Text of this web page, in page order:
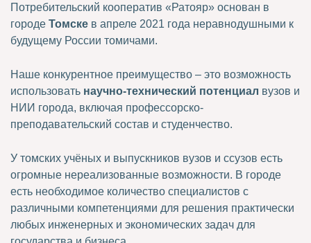
Потребительский кооператив «Ратояр» основан в
городе Томске в апреле 2021 года неравнодушными к
будущему России томичами.
Наше конкурентное преимущество – это возможность
использовать научно-технический потенциал вузов и
НИИ города, включая профессорско-
преподавательский состав и студенчество.
У томских учёных и выпускников вузов и ссузов есть
огромные нереализованные возможности. В городе
есть необходимое количество специалистов с
различными компетенциями для решения практически
любых инженерных и экономических задач для